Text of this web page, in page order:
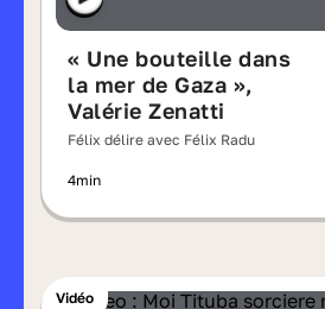
« Une bouteille dans
la mer de Gaza »,
Valérie Zenatti
Félix délire avec Félix Radu
4min
Vidéo